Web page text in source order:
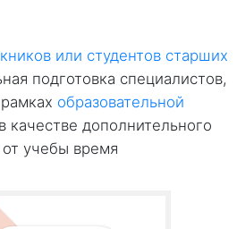
или студентов старших
подготовка специалистов,
образовательной
качестве дополнительного
учебы время